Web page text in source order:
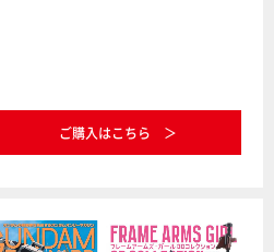
ご購入はこちら